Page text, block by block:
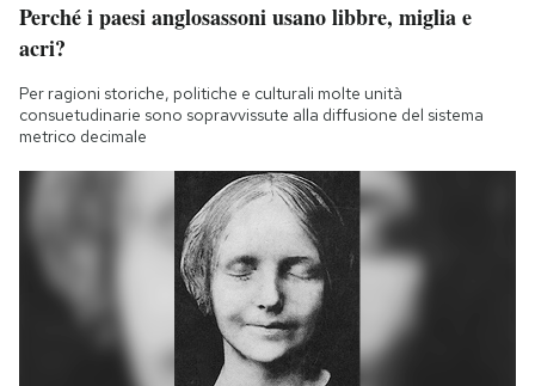
Perché i paesi anglosassoni usano libbre, miglia e
acri?
Per ragioni storiche, politiche e culturali molte unità
consuetudinarie sono sopravvissute alla diffusione del sistema
metrico decimale